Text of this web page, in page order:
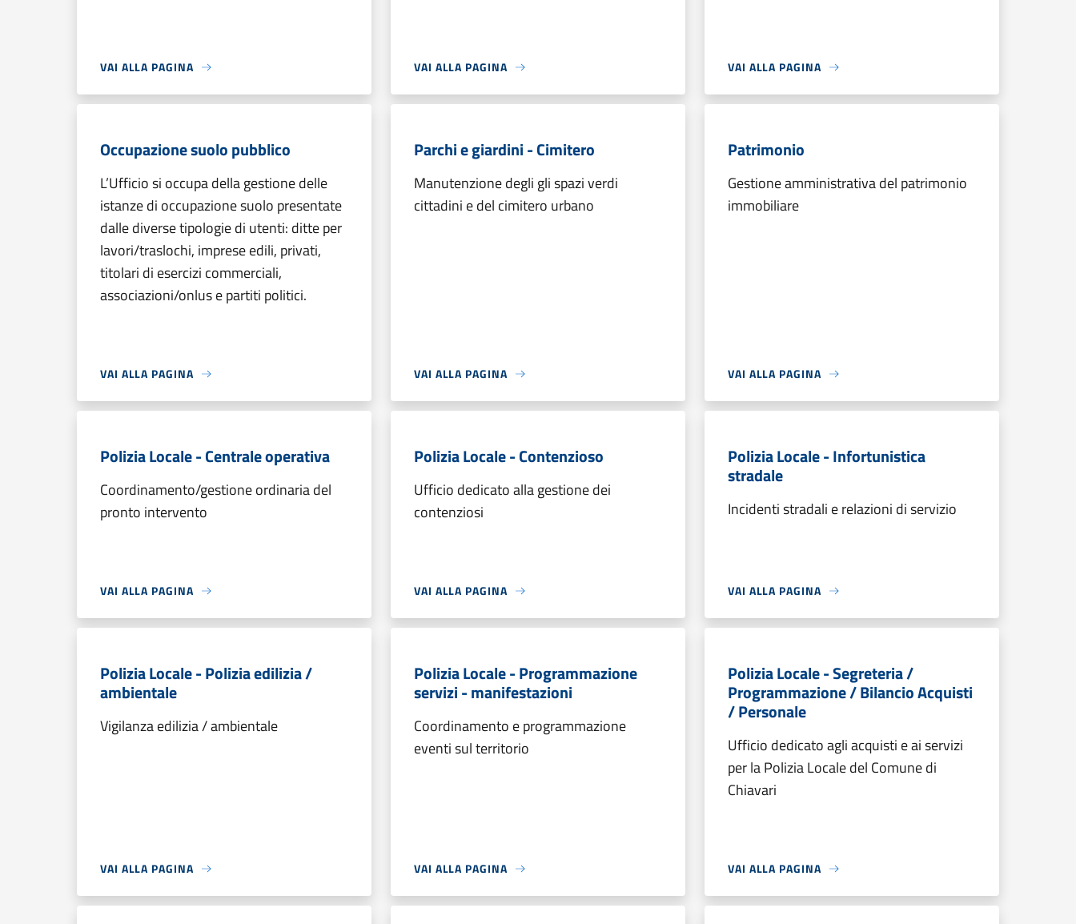
VAI ALLA PAGINA VAI ALLA PAGINA VAI ALLA PAGINA
Occupazione suolo pubblico
L’Ufficio si occupa della gestione delle
istanze di occupazione suolo presentate
dalle diverse tipologie di utenti: ditte per
lavori/traslochi, imprese edili, privati,
titolari di esercizi commerciali,
associazioni/onlus e partiti politici.
VAI ALLA PAGINA
Parchi e giardini - Cimitero
Manutenzione degli gli spazi verdi
cittadini e del cimitero urbano
VAI ALLA PAGINA
Patrimonio
Gestione amministrativa del patrimonio
immobiliare
VAI ALLA PAGINA
Polizia Locale - Centrale operativa
Coordinamento/gestione ordinaria del
pronto intervento
VAI ALLA PAGINA
Polizia Locale - Contenzioso
Ufficio dedicato alla gestione dei
contenziosi
VAI ALLA PAGINA
Polizia Locale - Infortunistica
stradale
Incidenti stradali e relazioni di servizio
VAI ALLA PAGINA
Polizia Locale - Polizia edilizia /
ambientale
Vigilanza edilizia / ambientale
VAI ALLA PAGINA
Polizia Locale - Programmazione
servizi - manifestazioni
Coordinamento e programmazione
eventi sul territorio
VAI ALLA PAGINA
Polizia Locale - Segreteria /
Programmazione / Bilancio Acquisti
/ Personale
Ufficio dedicato agli acquisti e ai servizi
per la Polizia Locale del Comune di
Chiavari
VAI ALLA PAGINA